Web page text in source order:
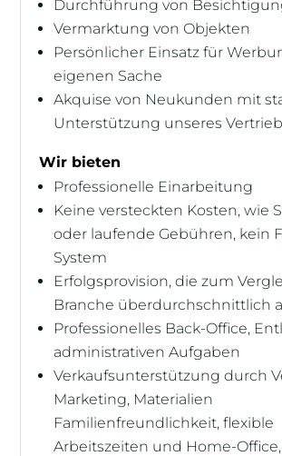
Durchführung von
Vermarktung von Objekten
Persönlicher Einsatz für
eigenen Sache
Akquise von Neukunden mit
Unterstützung unseres
Wir bieten
Professionelle Einarbeitung
Keine versteckten Kosten, wie
oder laufende Gebühren, kein
System
Erfolgsprovision, die zum
Branche überdurchschnittlich
Professionelles Back-Office,
administrativen Aufgaben
Verkaufsunterstützung durch
Marketing, Materialien
Familienfreundlichkeit, flexible
Arbeitszeiten und Home-